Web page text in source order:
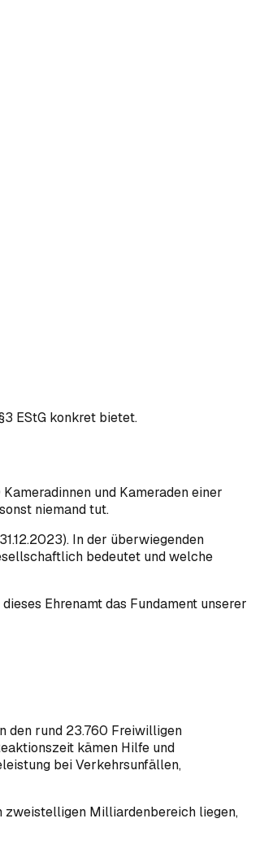
EStG konkret bietet.
und Kameraden einer
niemand tut.
In der überwiegenden
bedeutet und welche
Ehrenamt das Fundament unserer
den rund 23.760 Freiwilligen
kämen Hilfe und
bei Verkehrsunfällen,
zweistelligen Milliardenbereich liegen,